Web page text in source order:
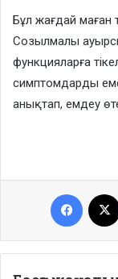
Бұл жағдай
Созылмалы
функцияларға
симптомдарды
анықтап, емдеу